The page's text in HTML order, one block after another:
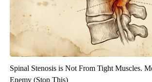
Spinal Stenosis is Not From Tight Muscles.
Enemy (Stop This)